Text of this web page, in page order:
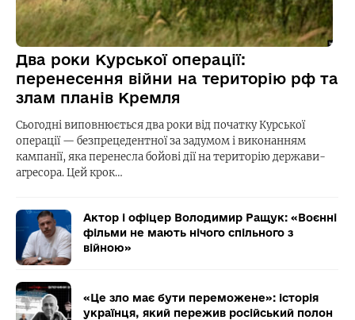
Два роки Курської операції:
перенесення війни на територію рф та
злам планів Кремля
Сьогодні виповнюється два роки від початку Курської
операції — безпрецедентної за задумом і виконанням
кампанії, яка перенесла бойові дії на територію держави-
агресора. Цей крок…
Актор і офіцер Володимир Ращук: «Воєнні
фільми не мають нічого спільного з
війною»
«Це зло має бути переможене»: історія
українця, який пережив російський полон